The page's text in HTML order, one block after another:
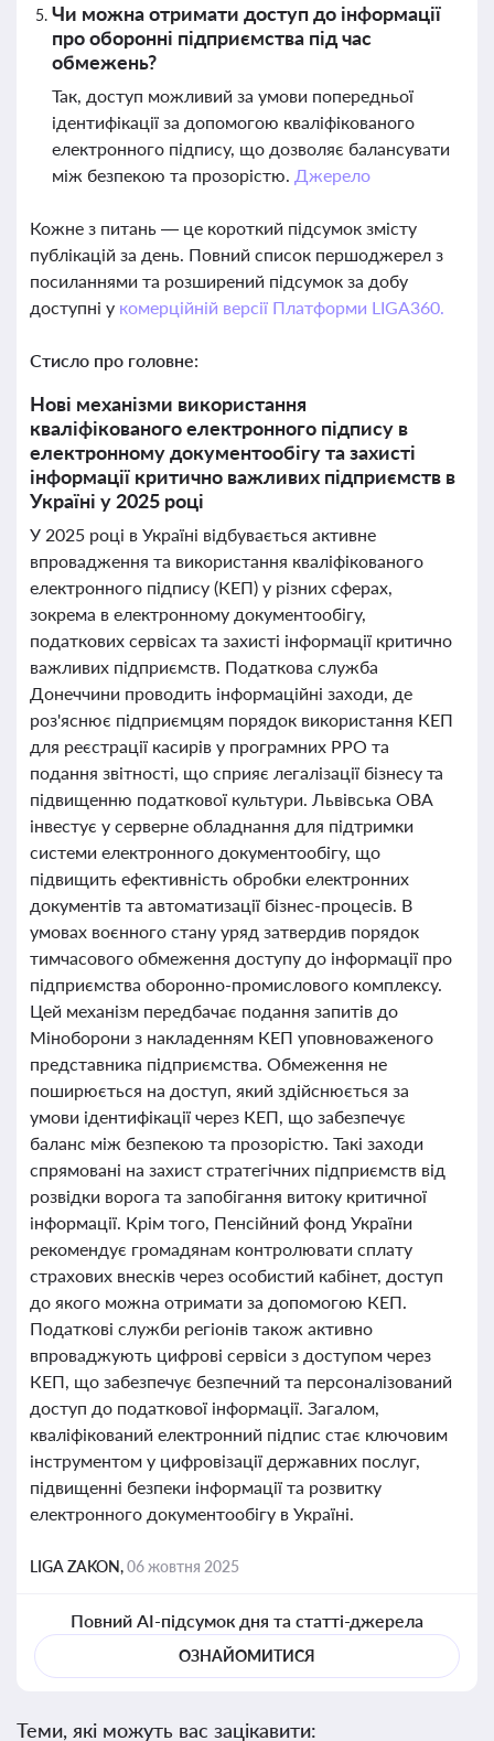
Чи можна отримати доступ до інформації
про оборонні підприємства під час
обмежень?
Так, доступ можливий за умови попередньої
ідентифікації за допомогою кваліфікованого
електронного підпису, що дозволяє балансувати
між безпекою та прозорістю. Джерело
Кожне з питань — це короткий підсумок змісту
публікацій за день. Повний список першоджерел з
посиланнями та розширений підсумок за добу
доступні у комерційній версії Платформи LIGA360.
Стисло про головне:
Нові механізми використання
кваліфікованого електронного підпису в
електронному документообігу та захисті
інформації критично важливих підприємств в
Україні у 2025 році
У 2025 році в Україні відбувається активне
впровадження та використання кваліфікованого
електронного підпису (КЕП) у різних сферах,
зокрема в електронному документообігу,
податкових сервісах та захисті інформації критично
важливих підприємств. Податкова служба
Донеччини проводить інформаційні заходи, де
роз'яснює підприємцям порядок використання КЕП
для реєстрації касирів у програмних РРО та
подання звітності, що сприяє легалізації бізнесу та
підвищенню податкової культури. Львівська ОВА
інвестує у серверне обладнання для підтримки
системи електронного документообігу, що
підвищить ефективність обробки електронних
документів та автоматизації бізнес-процесів. В
умовах воєнного стану уряд затвердив порядок
тимчасового обмеження доступу до інформації про
підприємства оборонно-промислового комплексу.
Цей механізм передбачає подання запитів до
Міноборони з накладенням КЕП уповноваженого
представника підприємства. Обмеження не
поширюється на доступ, який здійснюється за
умови ідентифікації через КЕП, що забезпечує
баланс між безпекою та прозорістю. Такі заходи
спрямовані на захист стратегічних підприємств від
розвідки ворога та запобігання витоку критичної
інформації. Крім того, Пенсійний фонд України
рекомендує громадянам контролювати сплату
страхових внесків через особистий кабінет, доступ
до якого можна отримати за допомогою КЕП.
Податкові служби регіонів також активно
впроваджують цифрові сервіси з доступом через
КЕП, що забезпечує безпечний та персоналізований
доступ до податкової інформації. Загалом,
кваліфікований електронний підпис стає ключовим
інструментом у цифровізації державних послуг,
підвищенні безпеки інформації та розвитку
електронного документообігу в Україні.
LIGA ZAKON,06 жовтня 2025
Повний AI-підсумок дня та статті-джерела
ОЗНАЙОМИТИСЯ
Теми, які можуть вас зацікавити: